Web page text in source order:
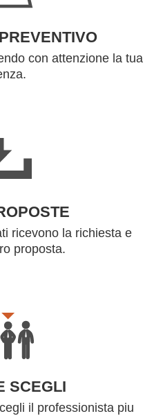
con attenzione la tua
ricevono la richiesta e
proposta.
SCEGLI
il professionista piu